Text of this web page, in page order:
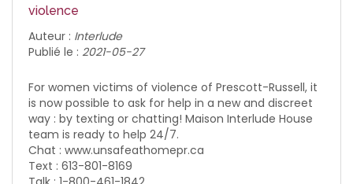
violence
Auteur : Interlude
Publié le : 2021-05-27
For women victims of violence of Prescott-Russell, it
is now possible to ask for help in a new and discreet
way : by texting or chatting! Maison Interlude House
team is ready to help 24/7.
Chat : www.unsafeathomepr.ca
Text : 613-801-8169